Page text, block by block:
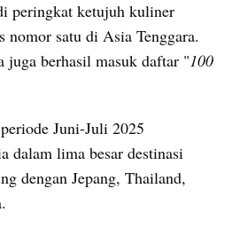
peringkat ketujuh kuliner
nomor satu di Asia Tenggara.
juga berhasil masuk daftar "100
Juni-Juli 2025
dalam lima besar destinasi
dengan Jepang, Thailand,